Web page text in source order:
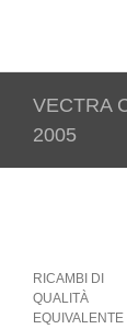
VECTRA
2005
RICAMBI DI
QUALITÀ
EQUIVALENTE